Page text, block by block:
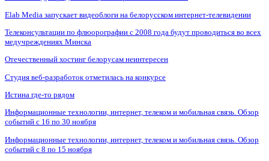
Elab Media запускает видеоблоги на белорусском интернет-телевидении
Телеконсультации по флюорографии с 2008 года будут проводиться во всех
медучреждениях Минска
Отечественный хостинг белорусам неинтересен
Студия веб-разработок отметилась на конкурсе
Истина где-то рядом
Информационные технологии, интернет, телеком и мобильная связь. Обзор
событий с 16 по 30 ноября
Информационные технологии, интернет, телеком и мобильная связь. Обзор
событий с 8 по 15 ноября